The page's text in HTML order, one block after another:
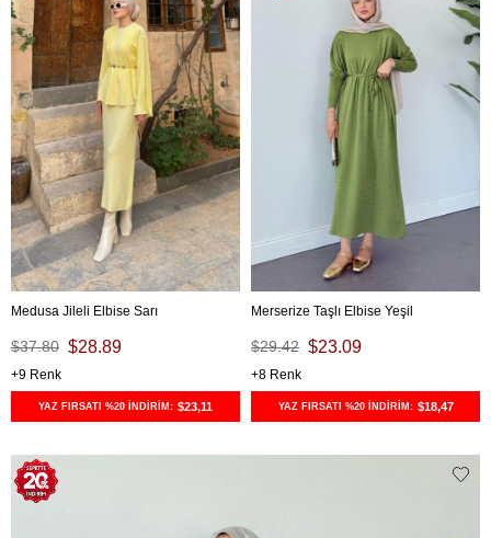
Medusa Jileli Elbise Sarı
$28.89
$37.80
9
YAZ FIRSATI %20 İNDİRİM: $23,11
Merserize Taşlı Elbise Yeşil
$23.09
$29.42
8
YAZ FIRSATI %20 İNDİRİM: $18,47